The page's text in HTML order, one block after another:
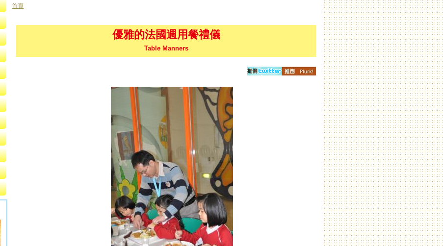
首頁
優雅的法國週用餐禮儀
Table Manners